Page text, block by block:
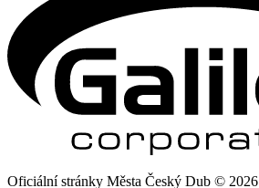
Oficiální stránky Města Český Dub © 2026